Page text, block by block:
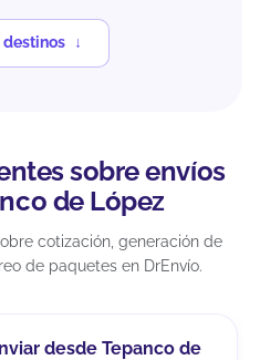
destinos
sobre envíos
de López
cotización, generación de
de paquetes en DrEnvío.
desde Tepanco de